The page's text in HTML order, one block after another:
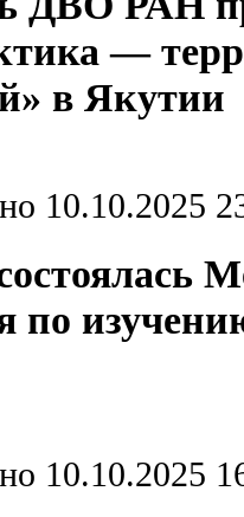
—
в Якутии
10.10.2025
по
10.10.2025